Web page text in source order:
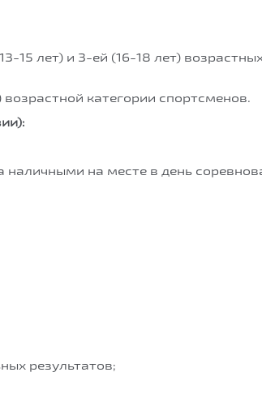
15 лет) и 3-ей (16-18 лет)
категории спортсменов.
на месте в день
результатов;